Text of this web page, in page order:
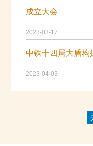
成立大会
2023-03-17
中铁十四局大盾构
2023-04-03